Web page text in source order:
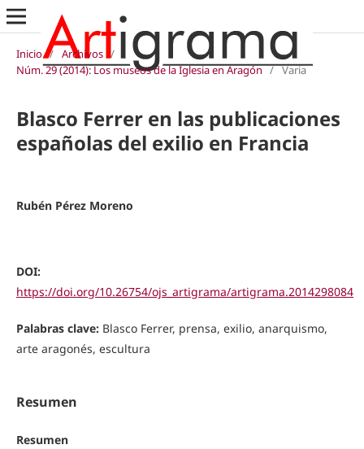
Inicio / Archivos /
Núm. 29 (2014): Los museos de la Iglesia en Aragón / Varia
Blasco Ferrer en las publicaciones
españolas del exilio en Francia
Rubén Pérez Moreno
DOI:
https://doi.org/10.26754/ojs_artigrama/artigrama.2014298084
Palabras clave: Blasco Ferrer, prensa, exilio, anarquismo,
arte aragonés, escultura
Resumen
Resumen